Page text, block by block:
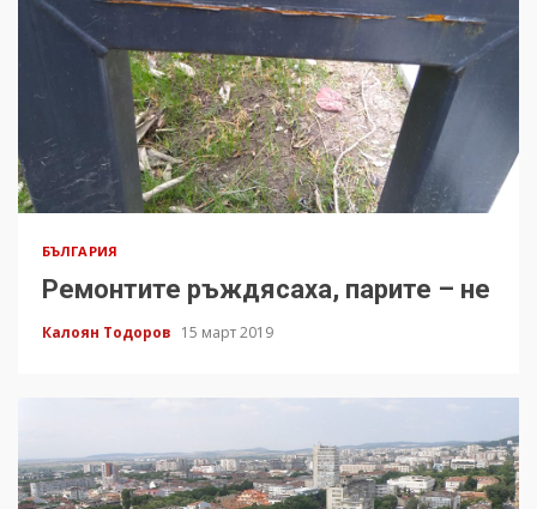
БЪЛГАРИЯ
Ремонтите ръждясаха, парите – не
Калоян Тодоров 15 март 2019